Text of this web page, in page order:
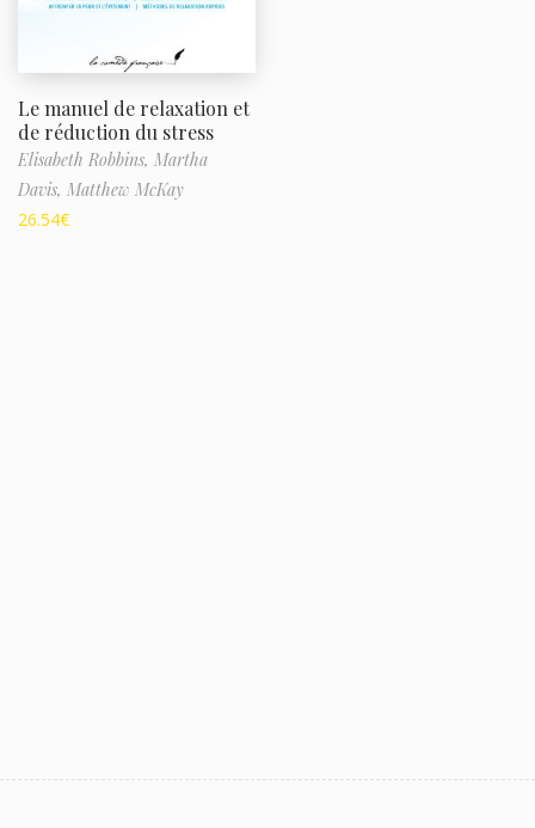
Le manuel de relaxation et
de réduction du stress
Elisabeth Robbins, Martha
Davis, Matthew McKay
26.54€